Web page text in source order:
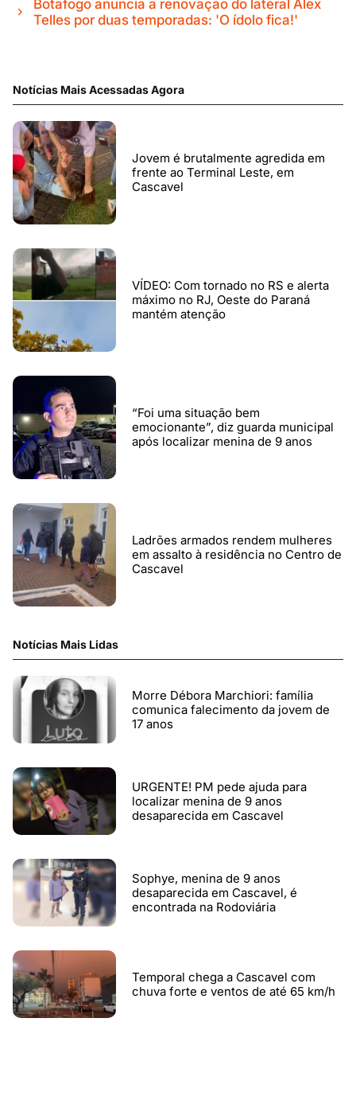
Botafogo anuncia a renovação do lateral Alex
Telles por duas temporadas: 'O ídolo fica!'
Notícias Mais Acessadas Agora
Jovem é brutalmente agredida em
frente ao Terminal Leste, em
Cascavel
VÍDEO: Com tornado no RS e alerta
máximo no RJ, Oeste do Paraná
mantém atenção
“Foi uma situação bem
emocionante”, diz guarda municipal
após localizar menina de 9 anos
Ladrões armados rendem mulheres
em assalto à residência no Centro de
Cascavel
Notícias Mais Lidas
Morre Débora Marchiori: família
comunica falecimento da jovem de
17 anos
URGENTE! PM pede ajuda para
localizar menina de 9 anos
desaparecida em Cascavel
Sophye, menina de 9 anos
desaparecida em Cascavel, é
encontrada na Rodoviária
Temporal chega a Cascavel com
chuva forte e ventos de até 65 km/h